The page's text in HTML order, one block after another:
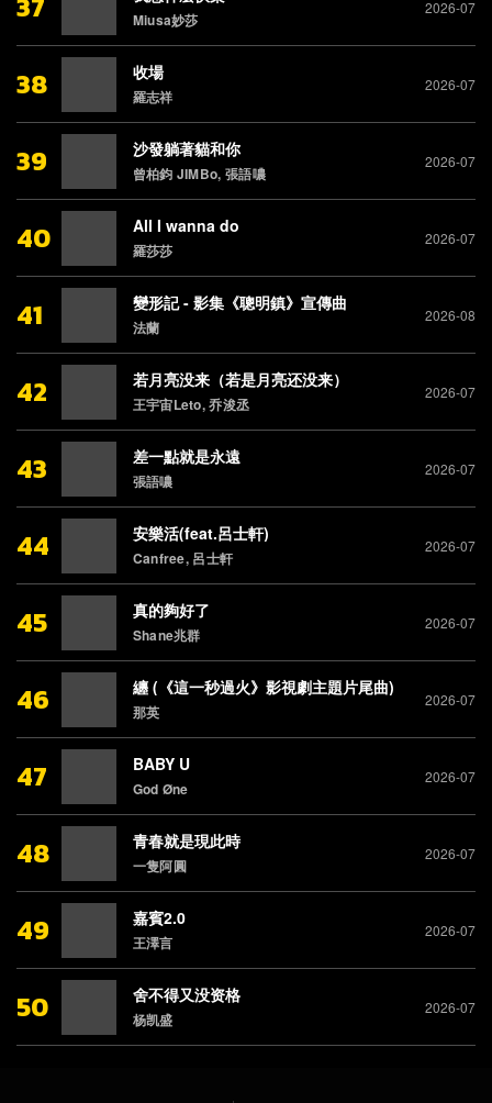
Miusa妙莎
2026-07
38 收場
羅志祥
2026-07
39 沙發躺著貓和你
曾柏鈞 JIMBo, 張語噥
2026-07
40 All I wanna do
羅莎莎
2026-07
41 變形記 - 影集《聰明鎮》宣傳曲
法蘭
2026-08
42 若月亮没来（若是月亮还没来）
王宇宙Leto, 乔浚丞
2026-07
43 差一點就是永遠
張語噥
2026-07
44 安樂活(feat.呂士軒)
Canfree, 呂士軒
2026-07
45 真的夠好了
Shane兆群
2026-07
46 纏 (《這一秒過火》影視劇主題片尾曲)
那英
2026-07
47 BABY U
God Øne
2026-07
48 青春就是現此時
一隻阿圓
2026-07
49 嘉賓2.0
王澤言
2026-07
50 舍不得又没资格
杨凯盛
2026-07